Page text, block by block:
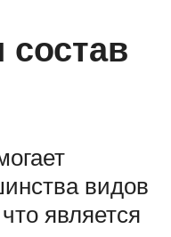
состав
видов
является